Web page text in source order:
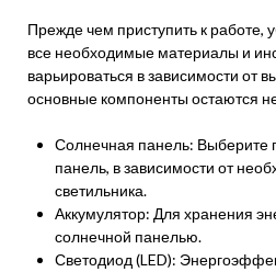
Прежде чем приступить к работе,
все необходимые материалы и
варьироваться в зависимости от
основные компоненты остаются
Солнечная панель:
панель, в зависимости от
светильника.
Аккумулятор: Для хранения
солнечной панелью.
Светодиод (LED):